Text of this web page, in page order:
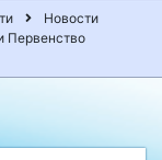
Новости
Первенство